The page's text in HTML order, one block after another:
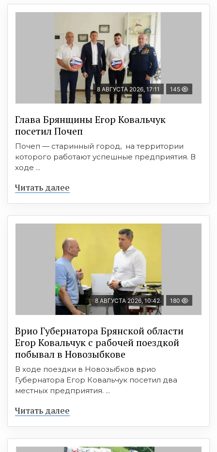
8 АВГУСТА 2026, 17:11 145
Глава Брянщины Егор Ковальчук
посетил Почеп
Почеп — старинный город, на территории
которого работают успешные предприятия. В
ходе ...
Читать далее
8 АВГУСТА 2026, 10:42 180
Врио Губернатора Брянской области
Егор Ковальчук с рабочей поездкой
побывал в Новозыбкове
В ходе поездки в Новозыбков врио
Губернатора Егор Ковальчук посетил два
местных предприятия. ...
Читать далее